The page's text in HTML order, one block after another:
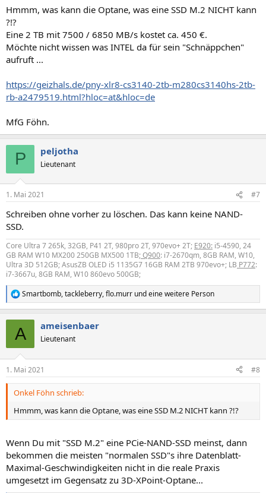
:
Hmmm, was kann die Optane, was eine SSD M.2 NICHT kann
?!?
Eine 2 TB mit 7500 / 6850 MB/s kostet ca. 450 €.
Möchte nicht wissen was INTEL da für sein "Schnäppchen"
aufruft ...
https://geizhals.de/pny-xlr8-cs3140-2tb-m280cs3140hs-2tb-
rb-a2479519.html?hloc=at&hloc=de
MfG Föhn.
P peljotha
Lieutenant
1. Mai 2021 #7
Schreiben ohne vorher zu löschen. Das kann keine NAND-
SSD.
Core Ultra 7 265k, 32GB, P41 2T, 980pro 2T, 970evo+ 2T; E920: i5-4590, 24
GB RAM W10 MX200 250GB MX500 1TB; Q900: i7-2670qm, 8GB RAM, W10,
Ultra 3D 512GB; AsusZB OLED i5 1135G7 16GB RAM 2TB 970evo+; LB P772:
i7-3667u, 8GB RAM, W10 860evo 500GB;
R
e
e
n
Smartbomb,tackleberry,flo.murr und eine weitere Person
A ameisenbaer
Lieutenant
1. Mai 2021 #8
Onkel Föhn schrieb:
Hmmm, was kann die Optane, was eine SSD M.2 NICHT kann ?!?
Wenn Du mit "SSD M.2" eine PCie-NAND-SSD meinst, dann
bekommen die meisten "normalen SSD"s ihre Datenblatt-
Maximal-Geschwindigkeiten nicht in die reale Praxis
umgesetzt im Gegensatz zu 3D-XPoint-Optane...